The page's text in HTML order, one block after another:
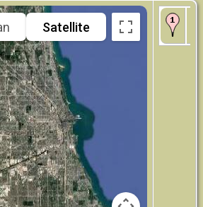
Satellite